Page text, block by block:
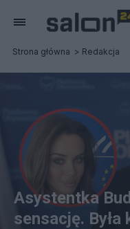
Strona główna Redakcja
Asystentka
sensację.